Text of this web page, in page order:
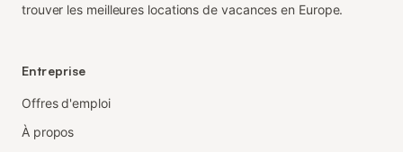
trouver les meilleures locations de vacances en Europe.
Entreprise
Offres d'emploi
À propos